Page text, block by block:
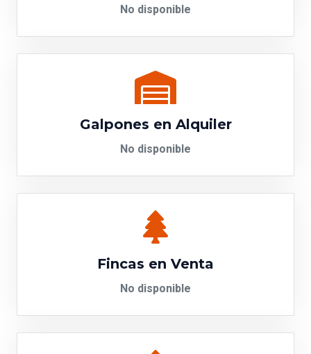
No disponible
Galpones en Alquiler
No disponible
Fincas en Venta
No disponible